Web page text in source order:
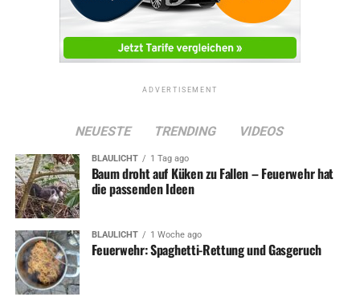
ADVERTISEMENT
NEUESTE TRENDING VIDEOS
BLAULICHT 1 Tag ago
Baum droht auf Küken zu Fallen – Feuerwehr hat
die passenden Ideen
BLAULICHT 1 Woche ago
Feuerwehr: Spaghetti-Rettung und Gasgeruch